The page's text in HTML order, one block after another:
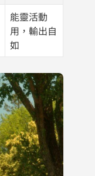
能靈活動
用，輸出自
如